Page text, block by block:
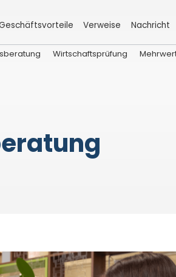
Verweise Nachricht
Wirtschaftsprüfung